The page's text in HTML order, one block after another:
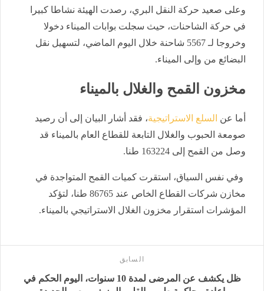
​وعلى صعيد حركة النقل البري، رصدت الهيئة نشاطا كبيرا
في حركة الشاحنات، حيث سجلت بوابات الميناء دخولا
وخروجا لـ 5567 شاحنة خلال اليوم الماضي، لتسهيل نقل
البضائع من وإلى الميناء.
​مخزون القمح والغلال بالميناء
​أما عن السلع الاستراتيجية، فقد أشار البيان إلى أن رصيد
صومعة الحبوب والغلال التابعة للقطاع العام بالميناء قد
وصل من القمح إلى 163224 طنا.
وفي نفس السياق، استقرت كميات القمح المتواجدة في
مخازن شركات القطاع الخاص عند 86765 طنا، لتؤكد
المؤشرات استقرار مخزون الغلال الاستراتيجي بالميناء.
السابق
ظل يكشف عن المرضى لمدة 10 سنوات، اليوم الحكم في